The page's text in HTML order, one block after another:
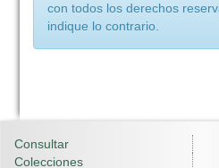
con todos los derechos
indique lo contrario.
Consultar
Colecciones